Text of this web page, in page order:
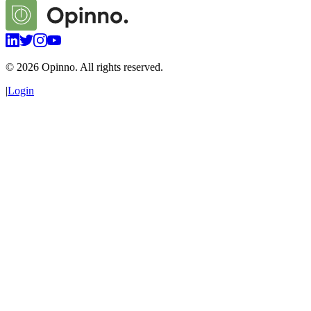
© 2026 Opinno. All rights reserved.
|Login